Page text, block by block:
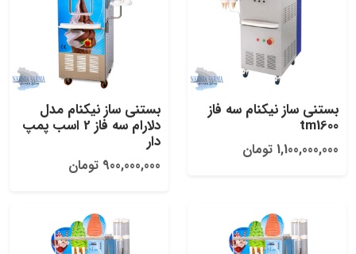
بستنی ساز نیکنام سه فاز
tm1600
1,100,000,000 تومان
بستنی ساز نیکنام مدل
دلارام سه فاز 2 اسب پمپ
دار
900,000,000 تومان